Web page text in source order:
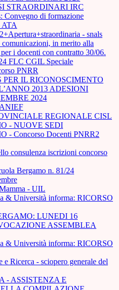
STRAORDINARI IRC
Convegno di formazione
ATA
- snals
in merito alla
i docenti con contratto 30/06.
FLC CGIL Speciale
PNRR
PER IL RICONOSCIMENTO
2013 ADESIONI
2024
REGIONALE CISL
- NUOVE SEDI
- Concorso Docenti PNRR2
consulenza iscrizioni concorso
Bergamo n. 81/24
- UIL
& Università informa: RICORSO
LUNEDI 16
ASSEMBLEA
& Università informa: RICORSO
e Ricerca - sciopero generale del
- ASSISTENZA E